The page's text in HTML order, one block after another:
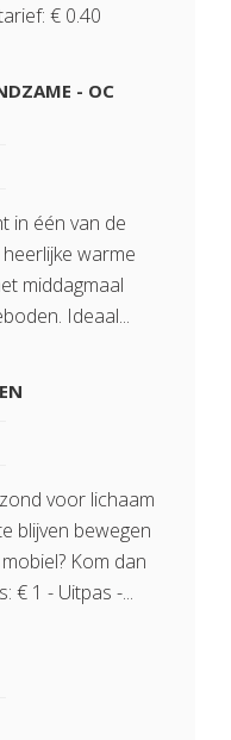
€ 0.40
- OC
in één van de
warme
middagmaal
Ideaal...
voor lichaam
blijven bewegen
Kom dan
€ 1 - Uitpas -...